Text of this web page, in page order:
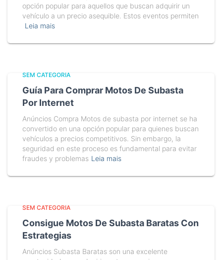
opción popular para aquellos que buscan adquirir un
vehículo a un precio asequible. Estos eventos permiten
Leia mais
SEM CATEGORIA
Guía Para Comprar Motos De Subasta
Por Internet
Anúncios Compra Motos de subasta por internet se ha
convertido en una opción popular para quienes buscan
vehículos a precios competitivos. Sin embargo, la
seguridad en este proceso es fundamental para evitar
fraudes y problemas Leia mais
SEM CATEGORIA
Consigue Motos De Subasta Baratas Con
Estrategias
Anúncios Subasta Baratas son una excelente